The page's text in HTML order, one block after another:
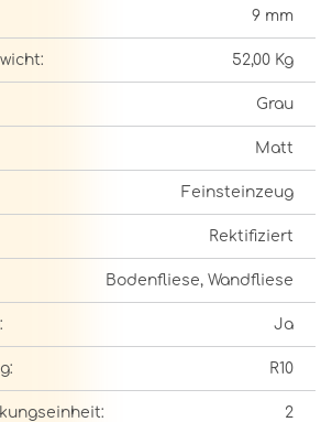
9 mm
52,00 Kg
Grau
Matt
Feinsteinzeug
Rektifiziert
Bodenfliese, Wandfliese
Ja
R10
2